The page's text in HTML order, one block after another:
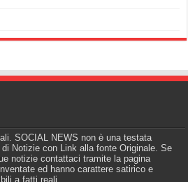
SOCIAL NEWS non è una testata
Notizie con Link alla fonte Originale. Se
notizie contattaci tramite la pagina
ed hanno carattere satirico e
a fatti reali.